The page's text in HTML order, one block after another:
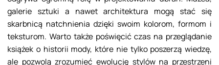
galerie sztuki a nawet architektura mogą stać się
skarbnicą natchnienia dzięki swoim kolorom, formom i
teksturom. Warto także poświęcić czas na przeglądanie
książek o historii mody, które nie tylko poszerzą wiedzę,
ale pozwolą zrozumieć ewolucję stylów na przestrzeni